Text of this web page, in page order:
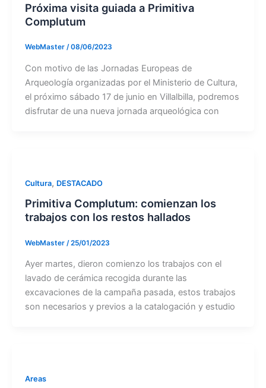
Próxima visita guiada a Primitiva
Complutum
WebMaster /08/06/2023
Con motivo de las Jornadas Europeas de
Arqueología organizadas por el Ministerio de Cultura,
el próximo sábado 17 de junio en Villalbilla, podremos
disfrutar de una nueva jornada arqueológica con
Cultura, DESTACADO
Primitiva Complutum: comienzan los
trabajos con los restos hallados
WebMaster /25/01/2023
Ayer martes, dieron comienzo los trabajos con el
lavado de cerámica recogida durante las
excavaciones de la campaña pasada, estos trabajos
son necesarios y previos a la catalogación y estudio
Areas